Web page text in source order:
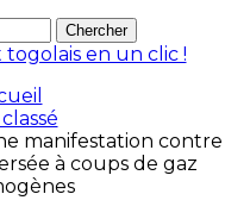
manifestation contre
à coups de gaz